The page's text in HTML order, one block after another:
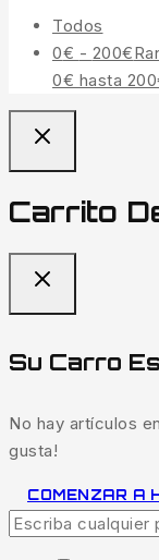
Todos
0€ - 200€
0€ hasta
Carrito
Su Carro
No hay artículos
gusta!
COMENZAR A